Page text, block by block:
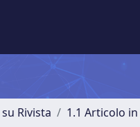
Rivista 1.1 Articolo